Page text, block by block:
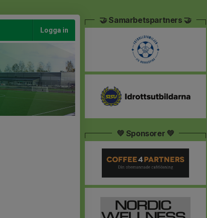
Logga in
🤝 Samarbetspartners 🤝
💚 Sponsorer 💚